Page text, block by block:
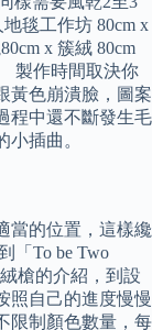
毯工作坊 80cm x
x 簇絨 80cm
製作時間取決你
黃色崩潰臉，圖案
程中還不斷發生毛
插曲。
當的位置，這樣纔
「To be Two
槍的介紹，到設
照自己的進度慢慢
限制顏色數量，每